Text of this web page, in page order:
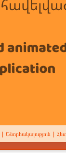
Շնորհակալություն